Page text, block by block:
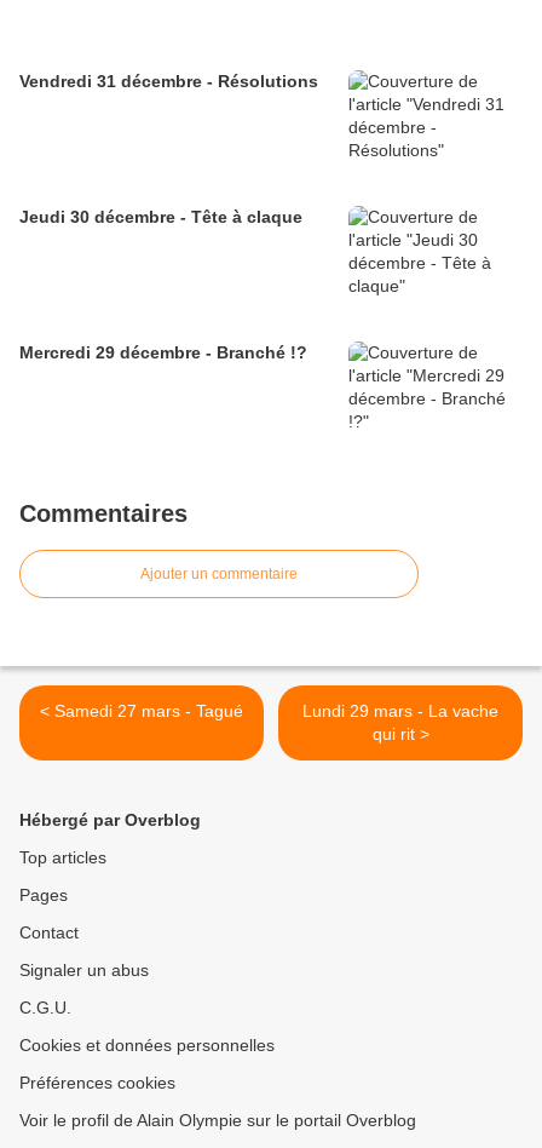
Vendredi 31 décembre - Résolutions
Jeudi 30 décembre - Tête à claque
Mercredi 29 décembre - Branché !?
Commentaires
Ajouter un commentaire
< Samedi 27 mars - Tagué
Lundi 29 mars - La vache
qui rit >
Hébergé par Overblog
Top articles
Pages
Contact
Signaler un abus
C.G.U.
Cookies et données personnelles
Préférences cookies
Voir le profil de Alain Olympie sur le portail Overblog